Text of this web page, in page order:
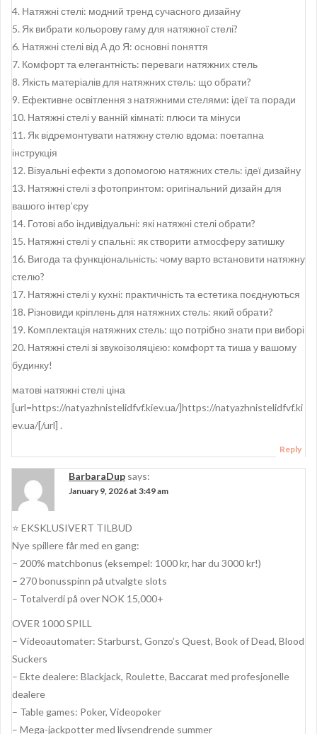
4. Натяжні стелі: модний тренд сучасного дизайну
5. Як вибрати кольорову гаму для натяжної стелі?
6. Натяжні стелі від А до Я: основні поняття
7. Комфорт та елегантність: переваги натяжних стель
8. Якість матеріалів для натяжних стель: що обрати?
9. Ефективне освітлення з натяжними стелями: ідеї та поради
10. Натяжні стелі у ванній кімнаті: плюси та мінуси
11. Як відремонтувати натяжну стелю вдома: поетапна
інструкція
12. Візуальні ефекти з допомогою натяжних стель: ідеї дизайну
13. Натяжні стелі з фотопринтом: оригінальний дизайн для
вашого інтер’єру
14. Готові або індивідуальні: які натяжні стелі обрати?
15. Натяжні стелі у спальні: як створити атмосферу затишку
16. Вигода та функціональність: чому варто встановити натяжну
стелю?
17. Натяжні стелі у кухні: практичність та естетика поєднуються
18. Різновиди кріплень для натяжних стель: який обрати?
19. Комплектація натяжних стель: що потрібно знати при виборі
20. Натяжні стелі зі звукоізоляцією: комфорт та тиша у вашому
будинку!
матові натяжні стелі ціна
[url=https://natyazhnistelidfvf.kiev.ua/]https://natyazhnistelidfvf.ki
ev.ua/[/url] .
Reply
BarbaraDup says:
January 9, 2026 at 3:49 am
⭐ EKSKLUSIVERT TILBUD
Nye spillere får med en gang:
– 200% matchbonus (eksempel: 1000 kr, har du 3000 kr!)
– 270 bonusspinn på utvalgte slots
– Totalverdi på over NOK 15,000+
OVER 1000 SPILL
– Videoautomater: Starburst, Gonzo’s Quest, Book of Dead, Blood
Suckers
– Ekte dealere: Blackjack, Roulette, Baccarat med profesjonelle
dealere
– Table games: Poker, Videopoker
– Mega-jackpotter med livsendrende summer